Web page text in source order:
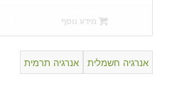
מידע נוסף
אנרגיה חשמלית אנרגיה תרמית